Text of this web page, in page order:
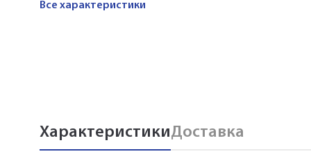
Все характеристики
ХарактеристикиДоставка